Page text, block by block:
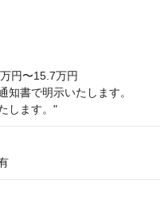
円〜15.7万円
書で明示いたします。
します。"